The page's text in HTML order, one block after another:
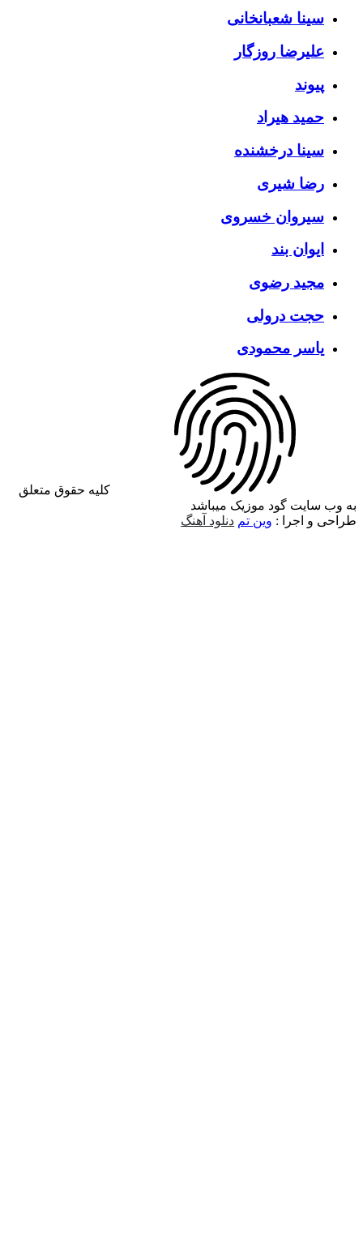
سینا شعبانخانی
علیرضا روزگار
پیوند
حمید هیراد
سینا درخشنده
رضا شیری
سیروان خسروی
ایوان بند
مجید رضوی
حجت درولی
یاسر محمودی
کلیه حقوق متعلق
سایت گود موزیک میباشد
و اجرا : وین تم دنلود آهنگ